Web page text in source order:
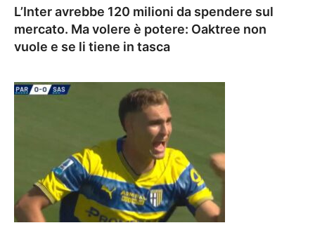
L’Inter avrebbe 120 milioni da spendere sul
mercato. Ma volere è potere: Oaktree non
vuole e se li tiene in tasca